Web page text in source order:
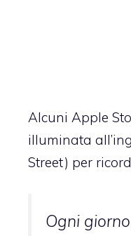
Alcuni Apple
illuminata
Street) per
Ogni